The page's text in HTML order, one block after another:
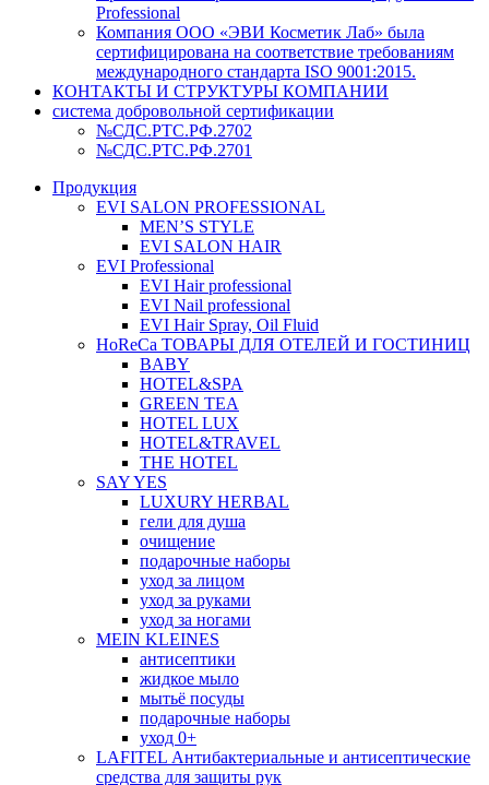
Professional
Компания ООО «ЭВИ Косметик Лаб» была
сертифицирована на соответствие требованиям
международного стандарта ISO 9001:2015.
КОНТАКТЫ И СТРУКТУРЫ КОМПАНИИ
система добровольной сертификации
№СДС.РТС.РФ.2702
№СДС.РТС.РФ.2701
Продукция
EVI SALON PROFESSIONAL
MEN’S STYLE
EVI SALON HAIR
EVI Professional
EVI Hair professional
EVI Nail professional
EVI Hair Spray, Oil Fluid
HoReCa ТОВАРЫ ДЛЯ ОТЕЛЕЙ И ГОСТИНИЦ
BABY
HOTEL&SPA
GREEN TEA
HOTEL LUX
HOTEL&TRAVEL
THE HOTEL
SAY YES
LUXURY HERBAL
гели для душа
очищение
подарочные наборы
уход за лицом
уход за руками
уход за ногами
MEIN KLEINES
антисептики
жидкое мыло
мытьё посуды
подарочные наборы
уход 0+
LAFITEL Антибактериальные и антисептические
средства для защиты рук